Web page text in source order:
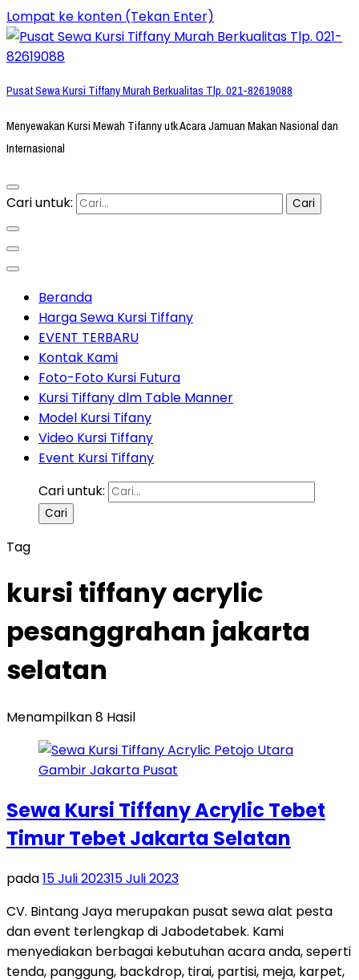
Lompat ke konten (Tekan Enter)
Pusat Sewa Kursi Tiffany Murah Berkualitas Tlp. 021-82619088
Menyewakan Kursi Mewah Tifanny utk Acara Jamuan Makan Nasional dan
Internasional
Cari untuk:
Beranda
Harga Sewa Kursi Tiffany
EVENT TERBARU
Kontak Kami
Foto-Foto Kursi Futura
Kursi Tiffany dlm Table Manner
Model Kursi Tifany
Video Kursi Tiffany
Event Kursi Tiffany
Cari untuk:
Tag
kursi tiffany acrylic
pesanggrahan jakarta
selatan
Menampilkan 8 Hasil
Sewa Kursi Tiffany Acrylic Tebet
Timur Tebet Jakarta Selatan
pada15 Juli 202315 Juli 2023
CV. Bintang Jaya merupakan pusat sewa alat pesta
dan event terlengkap di Jabodetabek. Kami
menyediakan berbagai kebutuhan acara anda, seperti
tenda, panggung, backdrop, tirai, partisi, meja, karpet,